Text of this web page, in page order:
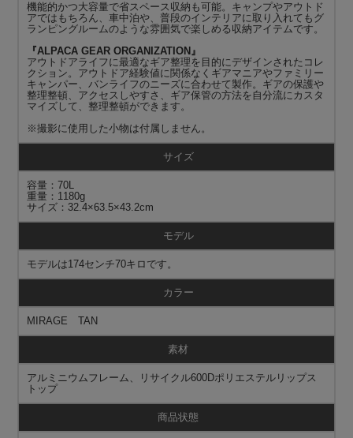
機能的かつ大容量で省スペース収納も可能。キャンプやアウトド
アではもちろん、車中泊や、普段のインテリアに取り入れてもグ
ランピングルームのような雰囲気で楽しめる収納アイテムです。
『ALPACA GEAR ORGANIZATION』
アウトドアライフに最適なギア整理を目的にデザインされたコレ
クション。アウトドア経験値に関係なくギアマニアやファミリー
キャンパー、バンライフのニーズに合わせて製作。ギアの保護や
整理整頓、アクセスしやすさ、ギア保管の方法を自分流にカスタ
マイズして、整理整頓ができます。
※撮影に使用した小物は付属しません。
サイズ
容量：70L
重量：1180g
サイズ：32.4×63.5×43.2cm
モデル
モデルは174センチ70キロです。
カラー
MIRAGE TAN
素材
アルミニウムフレーム、リサイクル600Dポリエステルリップス
トップ
商品状態